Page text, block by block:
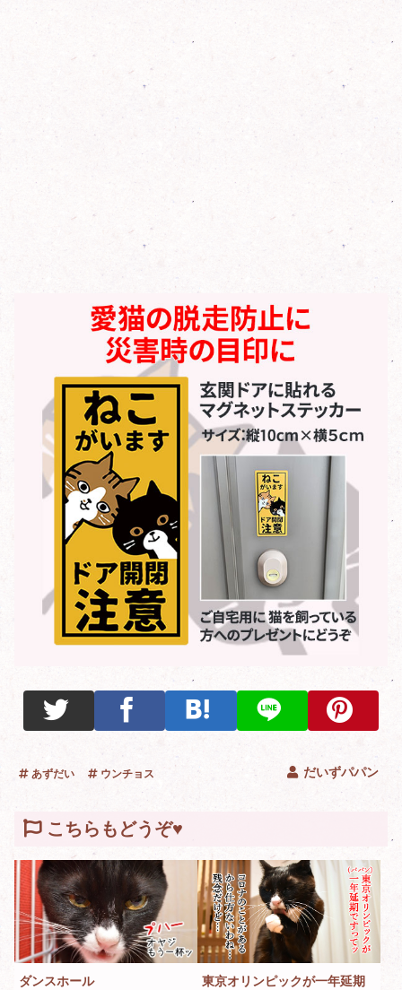
だいずパパン
あずだい ウンチョス
こちらもどうぞ♥
ダンスホール
東京オリンピックが一年延期